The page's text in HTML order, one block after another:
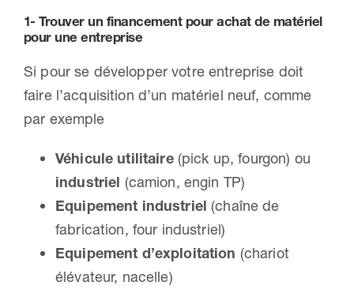
1- Trouver un financement pour achat de matériel
pour une entreprise
Si pour se développer votre entreprise doit
faire l’acquisition d’un matériel neuf, comme
par exemple
Véhicule utilitaire (pick up, fourgon) ou
industriel (camion, engin TP)
Equipement industriel (chaîne de
fabrication, four industriel)
Equipement d’exploitation (chariot
élévateur, nacelle)